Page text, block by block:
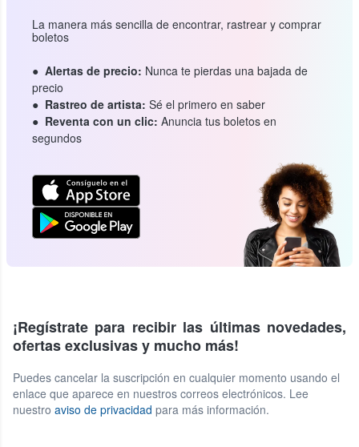
La manera más sencilla de encontrar, rastrear y comprar
boletos
Alertas de precio: Nunca te pierdas una bajada de
precio
Rastreo de artista: Sé el primero en saber
Reventa con un clic: Anuncia tus boletos en
segundos
¡Regístrate para recibir las últimas novedades,
ofertas exclusivas y mucho más!
Puedes cancelar la suscripción en cualquier momento usando el
enlace que aparece en nuestros correos electrónicos. Lee
nuestro aviso de privacidad para más información.